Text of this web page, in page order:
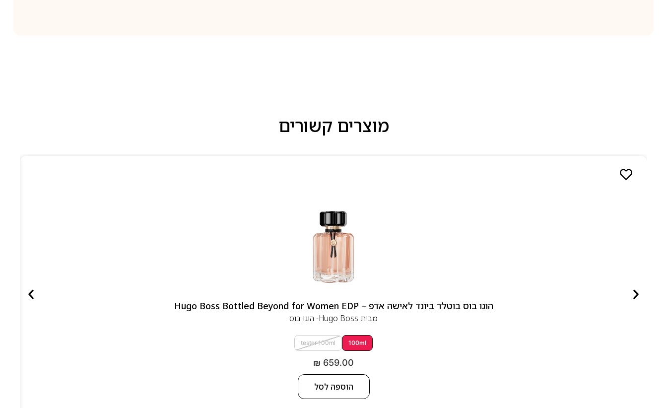
מוצרים קשורים
הוגו בוס בוטלד ביונד לאישה אדפ – Hugo Boss Bottled Beyond for Women EDP
מבית Hugo Boss- הוגו בוס
100ml
tester 100ml
₪ 659.00
הוספה לסל